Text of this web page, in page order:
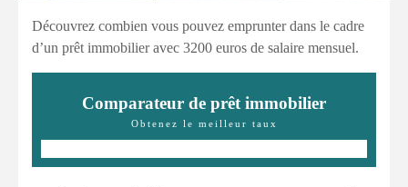
Découvrez combien vous pouvez emprunter dans le cadre
d’un prêt immobilier avec 3200 euros de salaire mensuel.
Comparateur de prêt immobilier
Obtenez le meilleur taux